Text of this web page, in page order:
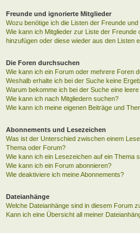
Freunde und ignorierte Mitglieder
Wozu benötige ich die Listen der Freunde
Wie kann ich Mitglieder zur Liste der
hinzufügen oder diese wieder aus den Listen
Die Foren durchsuchen
Wie kann ich ein Forum oder mehrere Foren
Weshalb erhalte ich bei der Suche keine
Warum bekomme ich bei der Suche eine leere
Wie kann ich nach Mitgliedern suchen?
Wie kann ich meine eigenen Beiträge und
Abonnements und Lesezeichen
Was ist der Unterschied zwischen einem
Thema oder Forum?
Wie kann ich ein Lesezeichen auf ein Thema
Wie kann ich ein Forum abonnieren?
Wie deaktiviere ich meine Abonnements?
Dateianhänge
Welche Dateianhänge sind in diesem Forum
Kann ich eine Übersicht all meiner